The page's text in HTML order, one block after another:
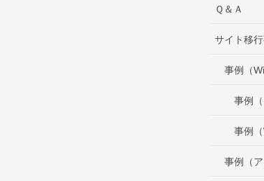
Ｑ＆Ａ
サイト移
事例（
事例
事例
事例（ア